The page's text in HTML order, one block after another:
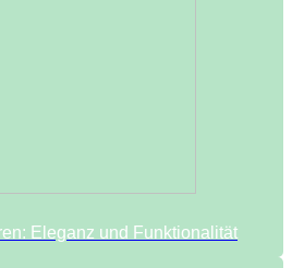
Eleganz und Funktionalität